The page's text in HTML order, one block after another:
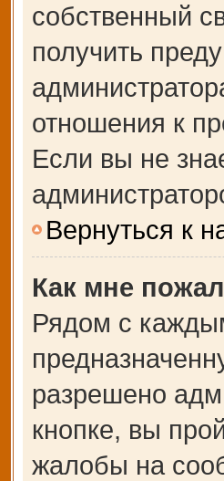
собственный
получить
отношения к
Если вы не
Вернуться к
Как мне
Рядом с
разрешено
кнопке, вы
жалобы на